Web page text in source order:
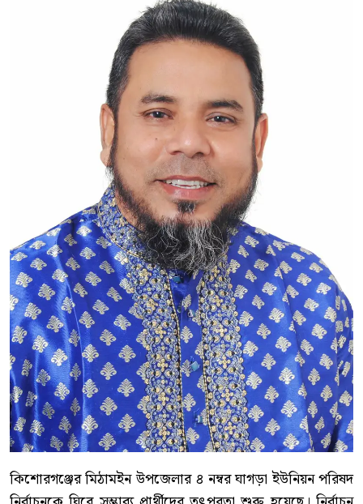
কিশোরগঞ্জের মিঠামইন উপজেলার ৪ নম্বর ঘাগড়া ইউনিয়ন পরিষদ